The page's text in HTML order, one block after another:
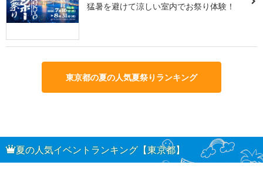
猛暑を避けて涼しい室内でお祭り体験！
東京都の夏の人気夏祭りランキング
夏の人気イベントランキング【東京都】